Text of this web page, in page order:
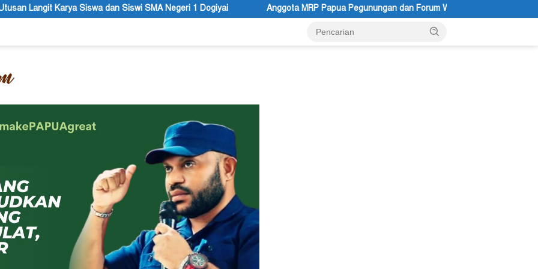
Siswi SMA Negeri 1 Dogiyai Anggota MRP Papua Pegunungan dan Forum Warga Papua Adukan Gubernur John Tabo ke KPK